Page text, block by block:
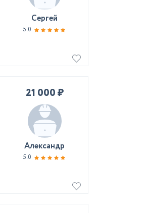
Сергей
5.0
21 000 ₽
Александр
5.0